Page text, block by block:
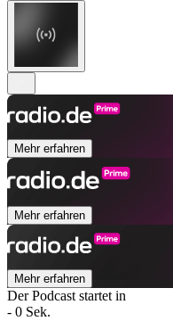
Mehr erfahren
Mehr erfahren
Mehr erfahren
Der Podcast startet in
- 0 Sek.